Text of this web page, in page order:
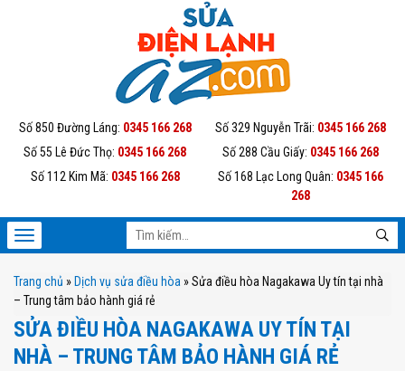
Số 850 Đường Láng: 0345 166 268 Số 329 Nguyễn Trãi: 0345 166 268
Số 55 Lê Đức Thọ: 0345 166 268 Số 288 Cầu Giấy: 0345 166 268
Số 112 Kim Mã: 0345 166 268 Số 168 Lạc Long Quân: 0345 166
268
Trang chủ » Dịch vụ sửa điều hòa »Sửa điều hòa Nagakawa Uy tín tại nhà
– Trung tâm bảo hành giá rẻ
SỬA ĐIỀU HÒA NAGAKAWA UY TÍN TẠI
NHÀ – TRUNG TÂM BẢO HÀNH GIÁ RẺ